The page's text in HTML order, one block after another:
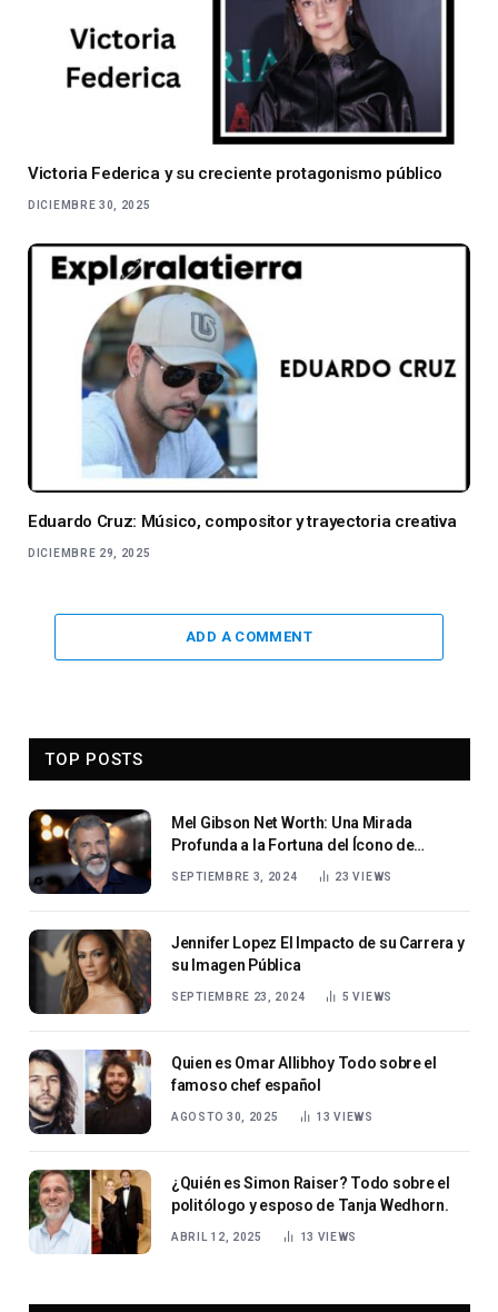
Victoria Federica y su creciente protagonismo público
DICIEMBRE 30, 2025
Eduardo Cruz: Músico, compositor y trayectoria creativa
DICIEMBRE 29, 2025
ADD A COMMENT
TOP POSTS
Mel Gibson Net Worth: Una Mirada
Profunda a la Fortuna del Ícono de
SEPTIEMBRE 3, 2024 23VIEWS
Jennifer Lopez El Impacto de su Carrera y
su Imagen Pública
SEPTIEMBRE 23, 2024 5VIEWS
Quien es Omar Allibhoy Todo sobre el
famoso chef español
AGOSTO 30, 2025 13VIEWS
¿Quién es Simon Raiser? Todo sobre el
politólogo y esposo de Tanja Wedhorn.
ABRIL 12, 2025 13 VIEWS